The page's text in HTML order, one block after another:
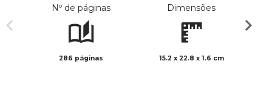
Nº de páginas
286 páginas
Dimensões
15.2 x 22.8 x 1.6 cm